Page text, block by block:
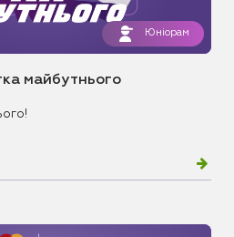
Юніорам
майбутнього